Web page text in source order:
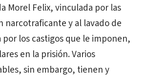
Morel Felix, vinculada por las
narcotraficante y al lavado de
los castigos que le imponen,
en la prisión. Varios
sin embargo, tienen y